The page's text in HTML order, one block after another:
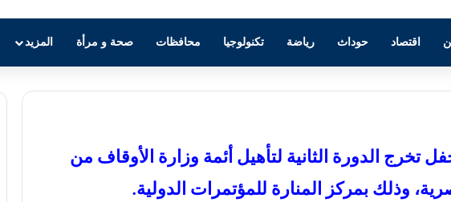
اقتصاد حوداث رياضة تكنولوجيا محافظات صحة و مرأة المزيد
الدورة الثانية لتأهيل أئمة وزارة الأوقاف من
وذلك بمركز المنارة للمؤتمرات الدولية.